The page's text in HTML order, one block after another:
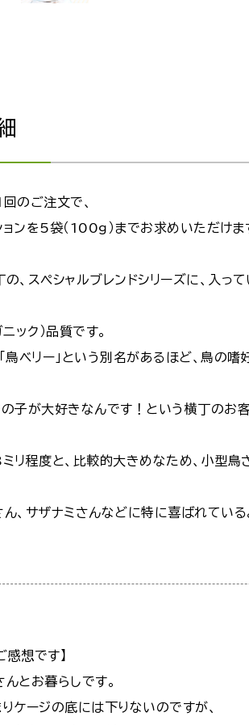
のご注文で、
ンを5袋（100ｇ）までお求めいただけま
の、スペシャルブレンドシリーズに、入っ
ック）品質です。
「鳥ベリー」という別名があるほど、鳥の嗜
の子が大好きなんです！という横丁のお
リ程度と、比較的大きめなため、小型鳥
ん、サザナミさんなどに特に喜ばれている
感想です】
とお暮らしです。
りケージの底には下りないのですが、